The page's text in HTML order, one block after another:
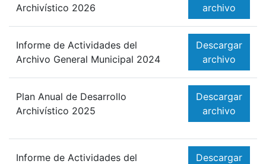
Archivístico 2026
archivo
Informe de Actividades del
Archivo General Municipal 2024
Descargar
archivo
Plan Anual de Desarrollo
Archivístico 2025
Descargar
archivo
Informe de Actividades del
Descargar